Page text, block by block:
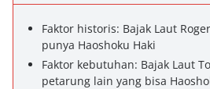
Faktor historis: Bajak Laut
punya Haoshoku Haki
Faktor kebutuhan: Bajak Laut
petarung lain yang bisa